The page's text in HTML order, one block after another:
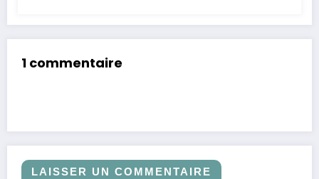
1 commentaire
LAISSER UN COMMENTAIRE